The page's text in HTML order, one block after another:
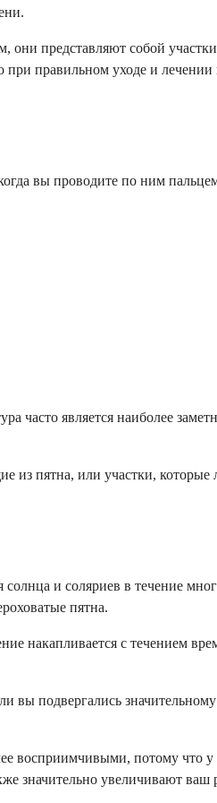
они представляют собой
при правильном уходе и
вы проводите по ним
часто является наиболее
пятна, или участки, которые
и соляриев в течение
пятна.
накапливается с течением
вы подвергались
восприимчивыми, потому что у
значительно увеличивают ваш